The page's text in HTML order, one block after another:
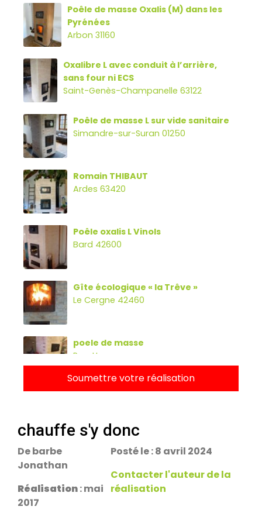
Poêle de masse Oxalis (M) dans les
Pyrénées
Arbon 31160
Oxalibre L avec conduit à l’arrière,
sans four ni ECS
Saint-Genès-Champanelle 63122
Poêle de masse L sur vide sanitaire
Simandre-sur-Suran 01250
Romain THIBAUT
Ardes 63420
Poêle oxalis L Vinols
Bard 42600
Gîte écologique « la Trêve »
Le Cergne 42460
poele de masse
Parette
Rans 39700
PDM Yoloxalis
Soumettre votre réalisation
chauffe s'y donc
De barbe
Jonathan
Réalisation: mai
2017
Posté le : 8 avril 2024
Contacter l'auteur de la
réalisation